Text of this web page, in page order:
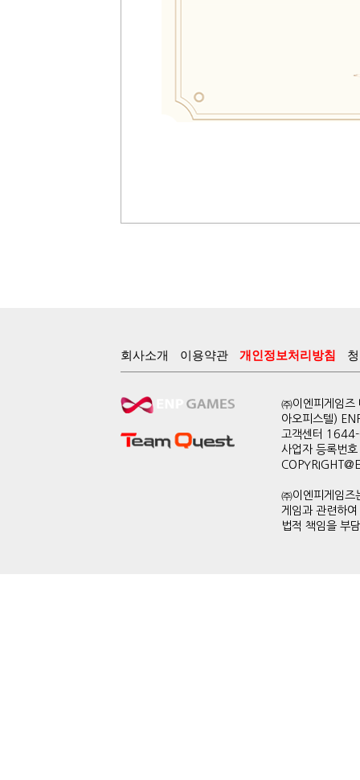
회사소개 이용약관 개인정보처리방침
㈜이엔피게임
아오피스텔)
고객센터
사업자 등록번
㈜이엔피게임즈
게임과 관련하
법적 책임을 부